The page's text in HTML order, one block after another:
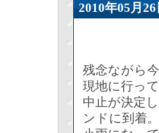
2010年05
残念ながら
現地に行っ
中止が決定
ンドに到着。